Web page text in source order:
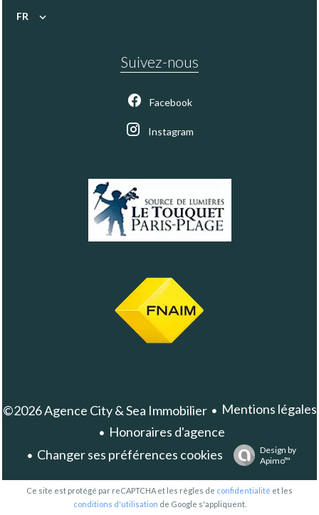
FR
Suivez-nous
Facebook
Instagram
©2026 Agence City & Sea Immobilier
Mentions légales
Honoraires d'agence
Changer ses préférences cookies
Design by
Apimo™
Ce site est protégé par reCAPTCHA et les règles de confidentialité et les
conditions d'utilisation de Google s'appliquent.